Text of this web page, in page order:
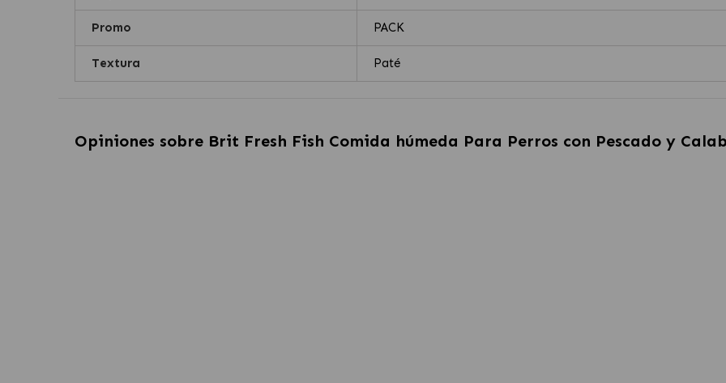
Promo PACK
Textura Paté
Opiniones sobre Brit Fresh Fish Comida húmeda Para Perros con Pescado y